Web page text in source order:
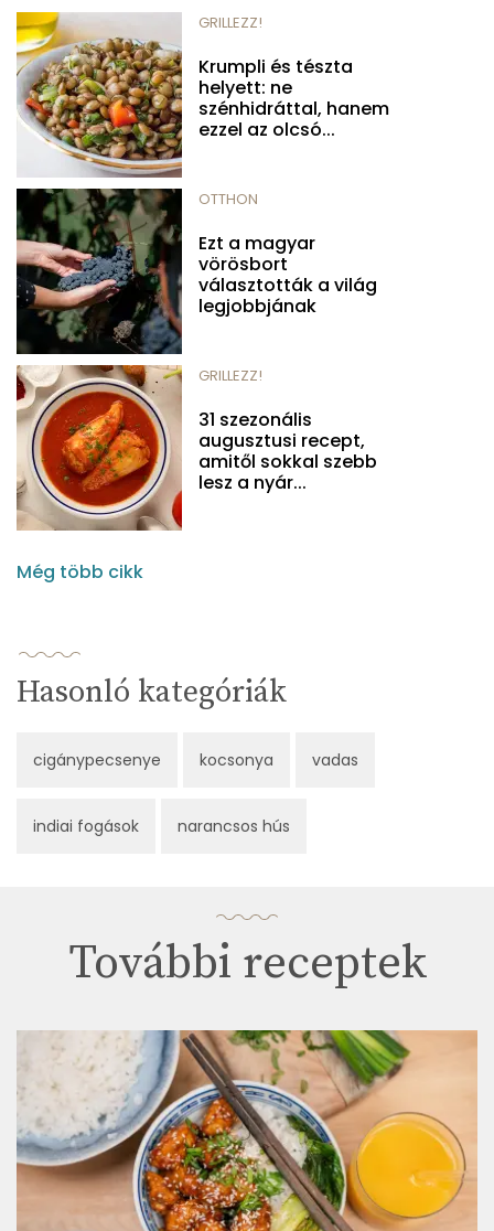
GRILLEZZ!
Krumpli és tészta
helyett: ne
szénhidráttal, hanem
ezzel az olcsó...
OTTHON
Ezt a magyar
vörösbort
választották a világ
legjobbjának
GRILLEZZ!
31 szezonális
augusztusi recept,
amitől sokkal szebb
lesz a nyár...
Még több cikk
Hasonló kategóriák
cigánypecsenye kocsonya vadas
indiai fogások narancsos hús
További receptek